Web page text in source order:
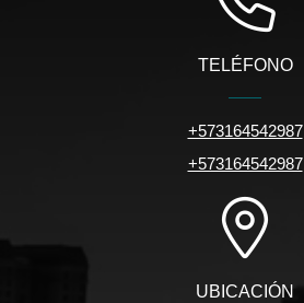
TELÉFONO
+573164542987
+573164542987
UBICACIÓN